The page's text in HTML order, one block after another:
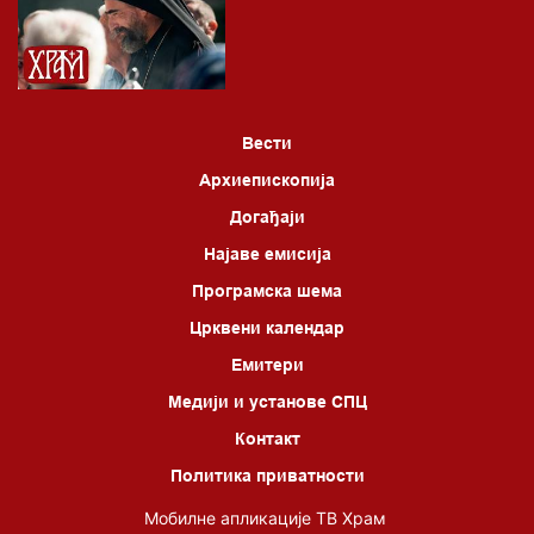
Вести
Архиепископија
Догађаји
Најаве емисија
Програмска шема
Црквени календар
Емитери
Медији и установе СПЦ
Контакт
Политика приватности
Мобилне апликације ТВ Храм